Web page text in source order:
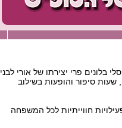
בלונים פרי יצירתו של אורי לבני,
שעות סיפור והופעות בשילוב
חווייתיות לכל המשפחה